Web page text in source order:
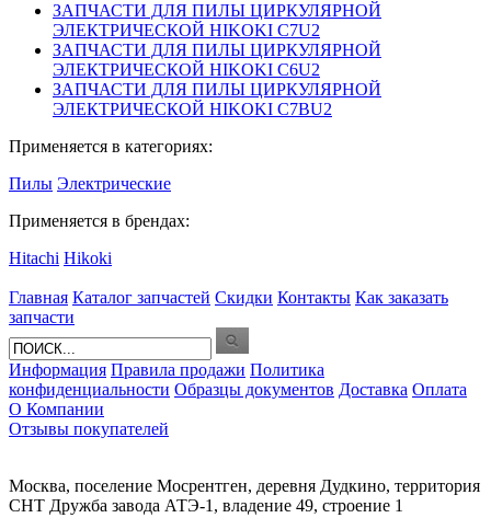
ЗАПЧАСТИ ДЛЯ ПИЛЫ ЦИРКУЛЯРНОЙ
ЭЛЕКТРИЧЕСКОЙ HIKOKI C7U2
ЗАПЧАСТИ ДЛЯ ПИЛЫ ЦИРКУЛЯРНОЙ
ЭЛЕКТРИЧЕСКОЙ HIKOKI C6U2
ЗАПЧАСТИ ДЛЯ ПИЛЫ ЦИРКУЛЯРНОЙ
ЭЛЕКТРИЧЕСКОЙ HIKOKI C7BU2
Применяется в категориях:
Пилы Электрические
Применяется в брендах:
Hitachi Hikoki
Главная Каталог запчастей Скидки Контакты Как заказать
запчасти
Информация Правила продажи Политика
конфиденциальности Образцы документов Доставка Оплата
О Компании
Отзывы покупателей
Москва, поселение Мосрентген, деревня Дудкино, территория
СНТ Дружба завода АТЭ-1, владение 49, строение 1